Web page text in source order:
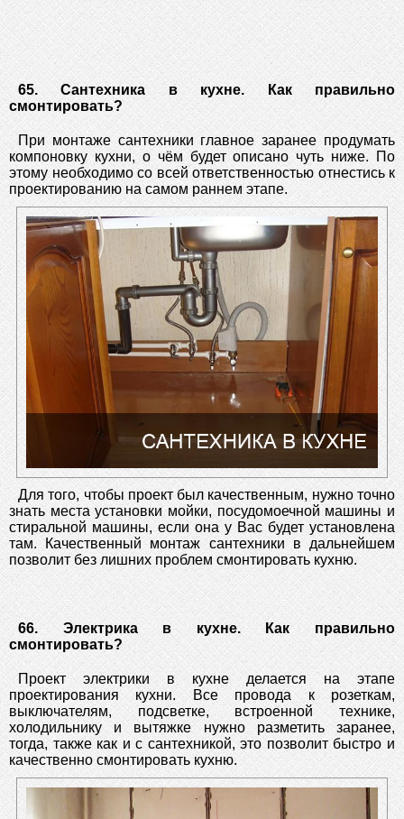
65. Сантехника в кухне. Как правильно
смонтировать?
При монтаже сантехники главное заранее продумать
компоновку кухни, о чём будет описано чуть ниже. По
этому необходимо со всей ответственностью отнестись к
проектированию на самом раннем этапе.
Для того, чтобы проект был качественным, нужно точно
знать места установки мойки, посудомоечной машины и
стиральной машины, если она у Вас будет установлена
там. Качественный монтаж сантехники в дальнейшем
позволит без лишних проблем смонтировать кухню.
66. Электрика в кухне. Как правильно
смонтировать?
Проект электрики в кухне делается на этапе
проектирования кухни. Все провода к розеткам,
выключателям, подсветке, встроенной технике,
холодильнику и вытяжке нужно разметить заранее,
тогда, также как и с сантехникой, это позволит быстро и
качественно смонтировать кухню.